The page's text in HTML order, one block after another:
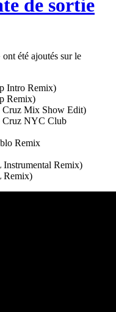
de sortie
été ajoutés sur le
Intro Remix)
Remix)
Cruz Mix Show Edit)
Cruz NYC Club
Remix
Remix)
Remix)